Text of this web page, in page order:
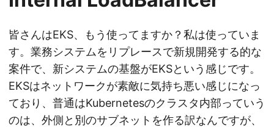
皆さんはEKS、もう使ってますか？私は使っていま
す。業務システムをリプレースで新規開発する的な
案件で、新システムの基盤がEKSという感じです。
EKSはネットワークが素敵に気持ち悪い感じになっ
ており、普通はKubernetesのクラスタ内部っていう
のは、外側と別のサブネットを作る訳なんですが、